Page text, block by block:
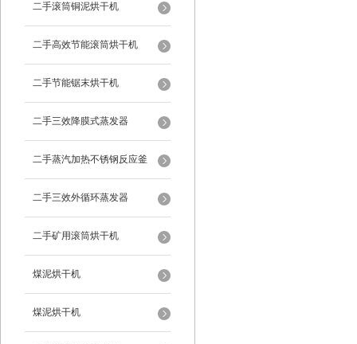
二手滚筒铜泥烘干机
二手高效节能滚筒烘干机
二手节能锯末烘干机
二手三效降膜式蒸发器
二手蒸汽加热不锈钢反应釜
二手三效外循环蒸发器
二手矿用滚筒烘干机
煤泥烘干机
煤泥烘干机